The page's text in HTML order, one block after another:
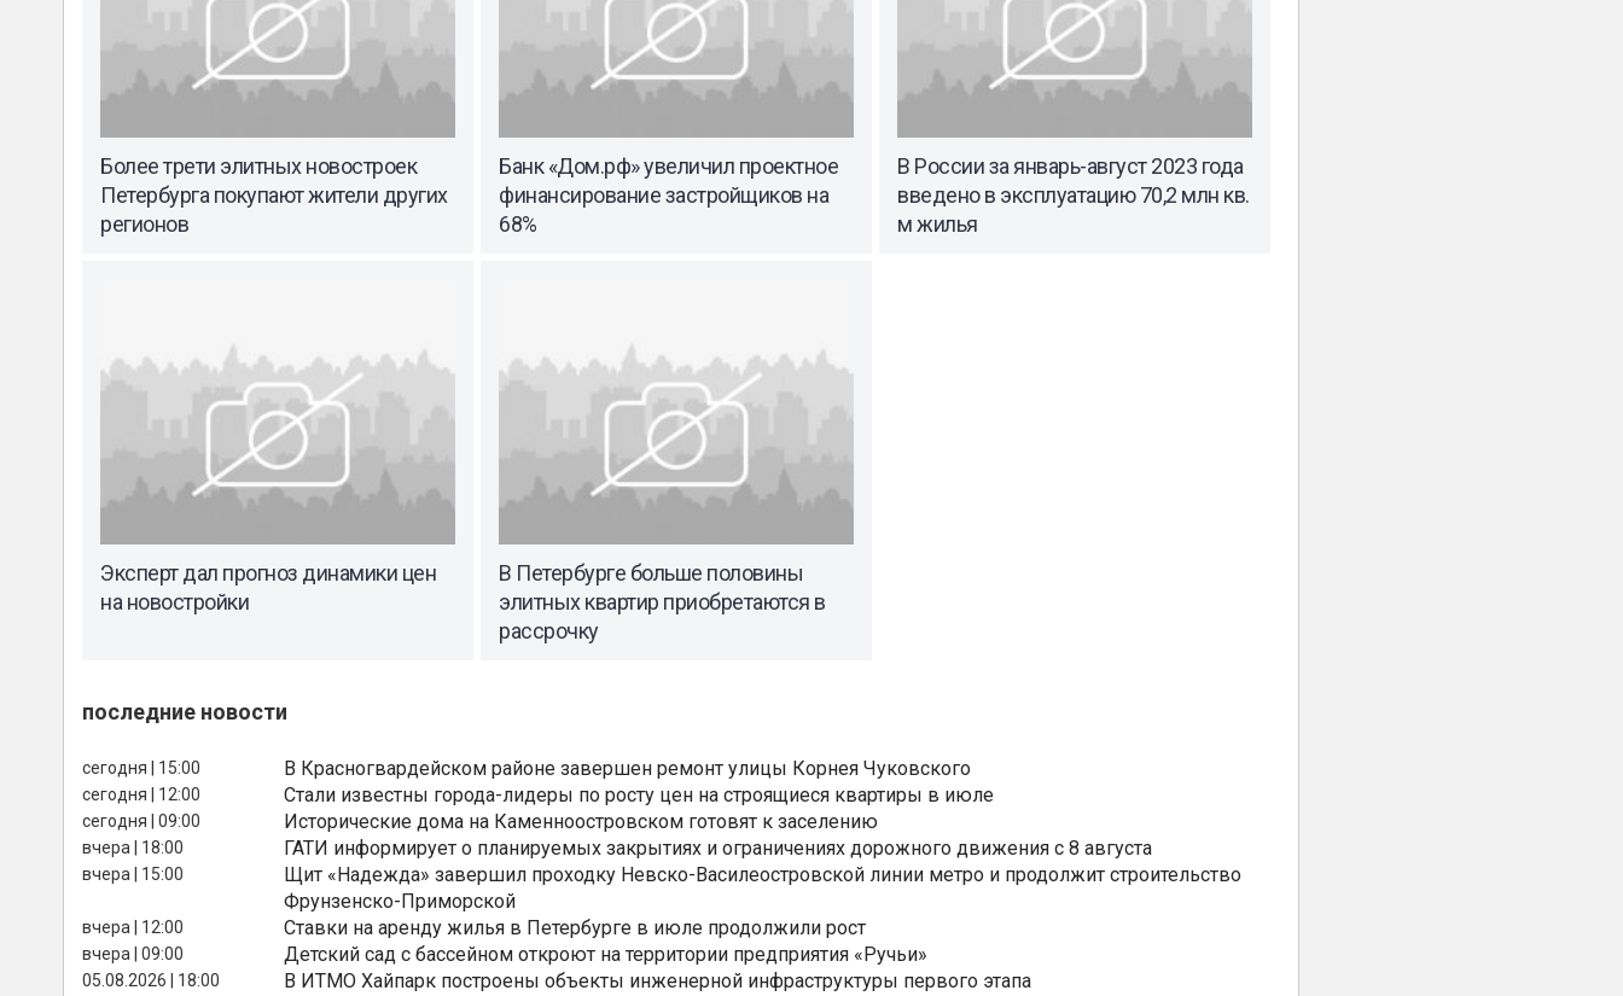
Более трети элитных новостроек
Петербурга покупают жители других
регионов
Банк «Дом.рф» увеличил проектное
финансирование застройщиков на
68%
В России за январь-август 2023 года
введено в эксплуатацию 70,2 млн кв.
м жилья
Эксперт дал прогноз динамики цен
на новостройки
В Петербурге больше половины
элитных квартир приобретаются в
рассрочку
последние новости
сегодня | 15:00 В Красногвардейском районе завершен ремонт улицы Корнея Чуковского
сегодня | 12:00 Стали известны города-лидеры по росту цен на строящиеся квартиры в июле
сегодня | 09:00 Исторические дома на Каменноостровском готовят к заселению
вчера | 18:00 ГАТИ информирует о планируемых закрытиях и ограничениях дорожного движения с 8 августа
вчера | 15:00
Щит «Надежда» завершил проходку Невско-Василеостровской линии метро и продолжит строительство
Фрунзенско-Приморской
вчера | 12:00 Ставки на аренду жилья в Петербурге в июле продолжили рост
вчера | 09:00 Детский сад с бассейном откроют на территории предприятия «Ручьи»
05.08.2026 | 18:00 В ИТМО Хайпарк построены объекты инженерной инфраструктуры первого этапа